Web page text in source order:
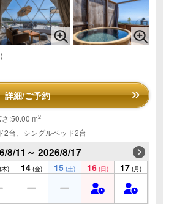
詳細/ご予約
:50.00 m2
2台、シングルベッド2台
8/11～ 2026/8/17
(木) 14 (金) 15 (土) 16 (日) 17 (月)